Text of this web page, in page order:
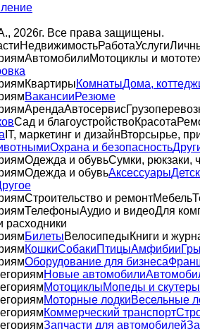
2026г. Все права защищены.
НедвижимостьРаботаУслуги
АвтомобилиМотоциклы и
КвартирыКомнатыДома,
ВакансииРезюме
АрендаАвтосервиc
Сад и благоустройствоКрасота
IT, маркетинг и дизайнВторсырье,
Охрана и безопасность
Одежда и обувьСумки, рюкзаки,
Одежда и обувьАксессуары
Строительство и ремонтМебель
ТелефоныАудио и видеоДля
расходники
БилетыВелосипедыКниги и
КошкиСобакиПтицыАмфибии
Оборудование для бизнеса
Новые автомобили
МотоциклыМопеды и скутеры
Моторные лодкиВесельные
Коммерческий транспорт
Запчасти для автомобилей